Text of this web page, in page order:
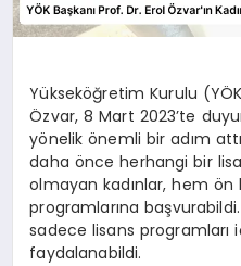
Yükseköğretim Kurulu
Özvar, 8 Mart 2023’te
yönelik önemli bir adım
daha önce herhangi bir
olmayan kadınlar, hem ön
programlarına
sadece lisans programları
faydalanabildi.